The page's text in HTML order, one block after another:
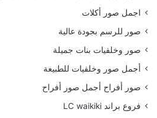
اجمل صور أكلات
صور للرسم بجودة عالية
صور وخلفيات بنات جميلة
أجمل صور وخلفيات للطبيعة
صور أفراح أجمل صور أفراح
فروع براند LC waikiki